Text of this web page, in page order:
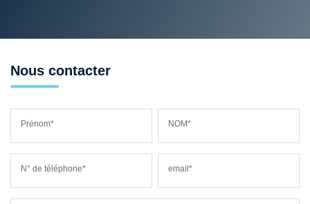
Nous contacter
Prénom* NOM*
N° de téléphone* email*